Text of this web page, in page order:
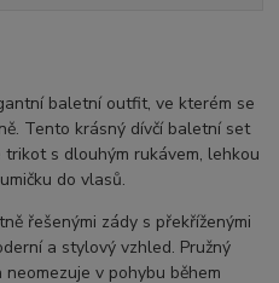
baletní outfit, ve kterém se
Tento krásný dívčí baletní set
s dlouhým rukávem, lehkou
do vlasů.
řešenými zády s překříženými
a stylový vzhled. Pružný
v pohybu během